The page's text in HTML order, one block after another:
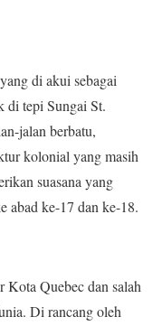
di akui sebagai
di tepi Sungai St.
jalan berbatu,
kolonial yang masih
suasana yang
abad ke-17 dan ke-18.
Kota Quebec dan salah
Di rancang oleh